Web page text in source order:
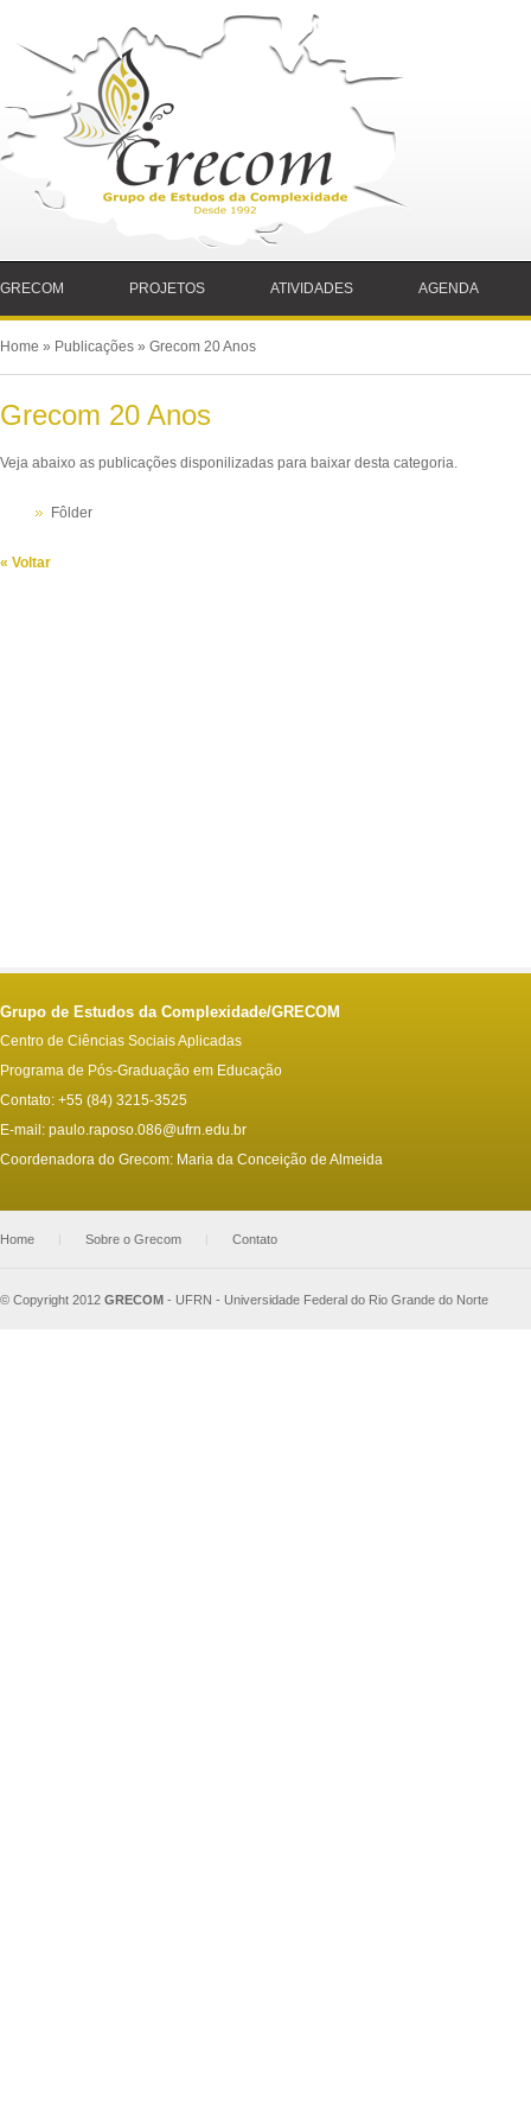
GRECOM PROJETOS ATIVIDADES AGENDA
Home » Publicações » Grecom 20 Anos
Grecom 20 Anos
Veja abaixo as publicações disponilizadas para baixar desta categoria.
Fôlder
« Voltar
Grupo de Estudos da Complexidade/GRECOM
Centro de Ciências Sociais Aplicadas
Programa de Pós-Graduação em Educação
Contato: +55 (84) 3215-3525
E-mail: paulo.raposo.086@ufrn.edu.br
Coordenadora do Grecom: Maria da Conceição de Almeida
Home | Sobre o Grecom | Contato
© Copyright 2012 GRECOM - UFRN - Universidade Federal do Rio Grande do Norte